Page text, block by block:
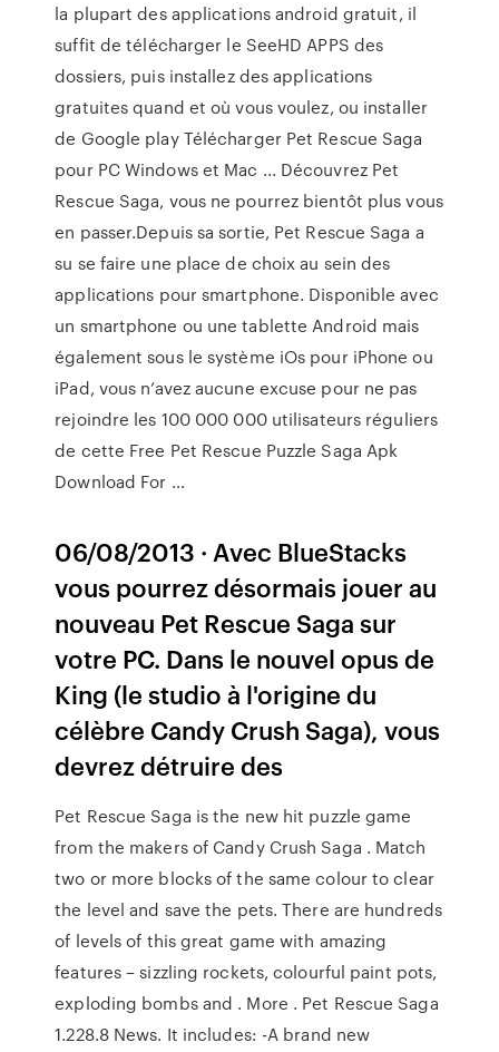
la plupart des applications android gratuit, il
suffit de télécharger le SeeHD APPS des
dossiers, puis installez des applications
gratuites quand et où vous voulez, ou installer
de Google play Télécharger Pet Rescue Saga
pour PC Windows et Mac ... Découvrez Pet
Rescue Saga, vous ne pourrez bientôt plus vous
en passer.Depuis sa sortie, Pet Rescue Saga a
su se faire une place de choix au sein des
applications pour smartphone. Disponible avec
un smartphone ou une tablette Android mais
également sous le système iOs pour iPhone ou
iPad, vous n’avez aucune excuse pour ne pas
rejoindre les 100 000 000 utilisateurs réguliers
de cette Free Pet Rescue Puzzle Saga Apk
Download For …
06/08/2013 · Avec BlueStacks
vous pourrez désormais jouer au
nouveau Pet Rescue Saga sur
votre PC. Dans le nouvel opus de
King (le studio à l'origine du
célèbre Candy Crush Saga), vous
devrez détruire des
Pet Rescue Saga is the new hit puzzle game
from the makers of Candy Crush Saga . Match
two or more blocks of the same colour to clear
the level and save the pets. There are hundreds
of levels of this great game with amazing
features – sizzling rockets, colourful paint pots,
exploding bombs and . More . Pet Rescue Saga
1.228.8 News. It includes: -A brand new